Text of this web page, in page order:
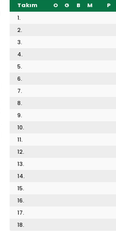
Takım O G B M
P
1.
2.
3.
4.
5.
6.
7.
8.
9.
10.
11.
12.
13.
14.
15.
16.
17.
18.